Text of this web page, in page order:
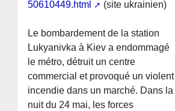
50610449.html
(site ukrainien)
Le bombardement de la station
Lukyanivka à Kiev a endommagé
le métro, détruit un centre
commercial et provoqué un violent
incendie dans un marché. Dans la
nuit du 24 mai, les forces